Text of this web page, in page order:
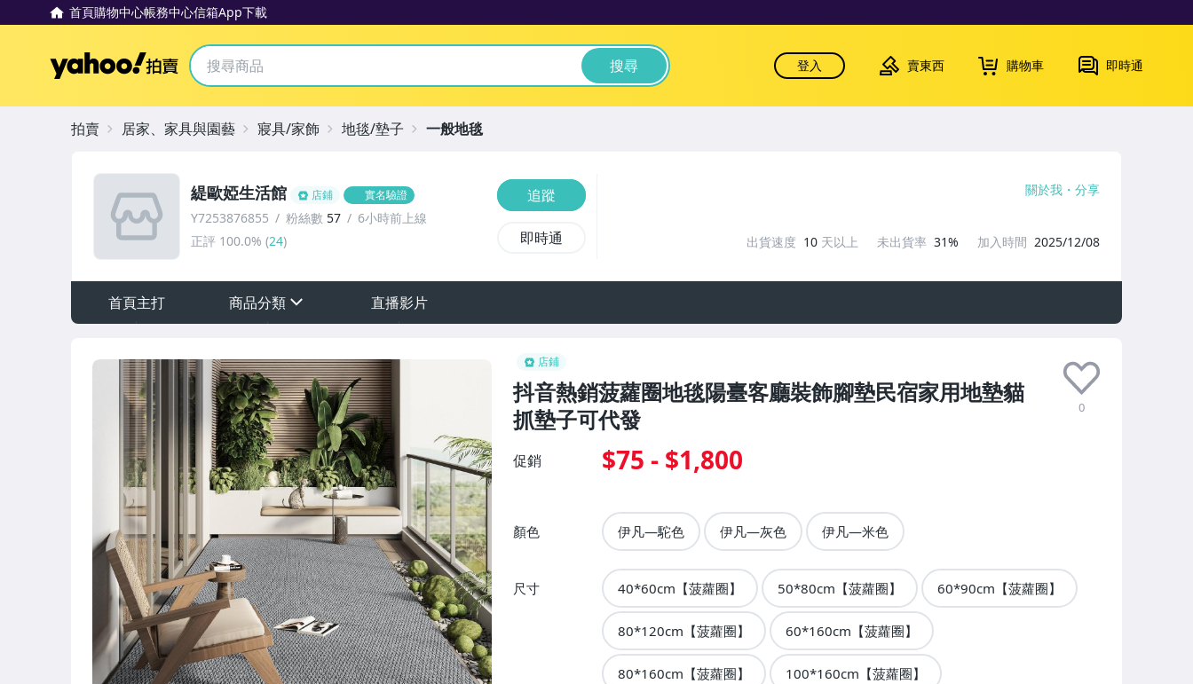
首頁購物中心帳務中心信箱App下載
Yahoo拍賣 搜尋 登入 賣東西 購物車 即時通
店鋪
抖音熱銷菠蘿圈地毯陽臺客廳裝飾腳墊民宿家用地墊貓
抓墊子可代發
0
促銷 $75 - $1,800
顏色 伊凡—駝色 伊凡—灰色 伊凡—米色
尺寸 40*60cm【菠蘿圈】 50*80cm【菠蘿圈】 60*90cm【菠蘿圈】
80*120cm【菠蘿圈】 60*160cm【菠蘿圈】
80*160cm【菠蘿圈】 100*160cm【菠蘿圈】
緹歐婭生活館 店鋪 實名驗證
Y7253876855 粉絲數 57
6小時前上線
正評 100.0% (24)
追蹤
即時通
關於我 分享
出貨速度 10 天以上 未出貨率 31% 加入時間 2025/12/08
首頁主打 商品分類 直播影片
拍賣 居家、家具與園藝 寢具/家飾 地毯/墊子 一般地毯